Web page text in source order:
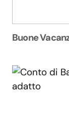
Buone